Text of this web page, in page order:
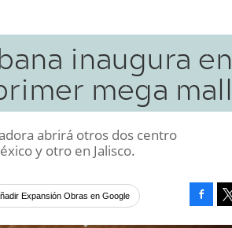
inaugura en
mega mall
abrirá otros dos centro
y otro en Jalisco.
Expansión Obras en Google